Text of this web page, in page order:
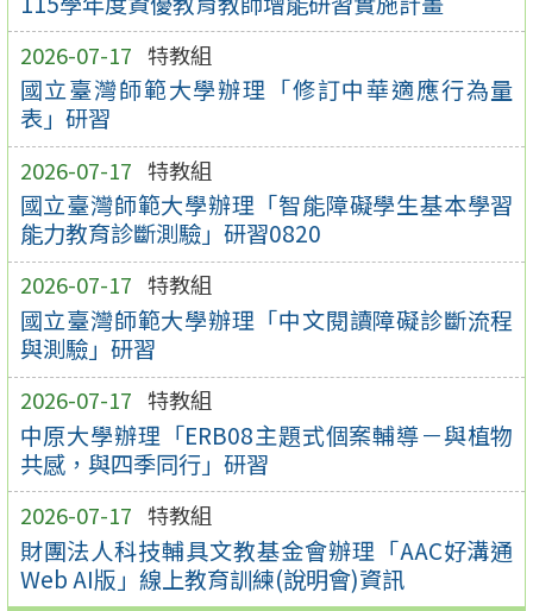
2026-07-17 特教組
國立臺灣師範大學辦理「修訂中華適應行為量
表」研習
2026-07-17 特教組
國立臺灣師範大學辦理「智能障礙學生基本學習
能力教育診斷測驗」研習0820
2026-07-17 特教組
國立臺灣師範大學辦理「中文閱讀障礙診斷流程
與測驗」研習
2026-07-17 特教組
中原大學辦理「ERB08主題式個案輔導－與植物
共感，與四季同行」研習
2026-07-17 特教組
財團法人科技輔具文教基金會辦理「AAC好溝通
Web AI版」線上教育訓練(說明會)資訊